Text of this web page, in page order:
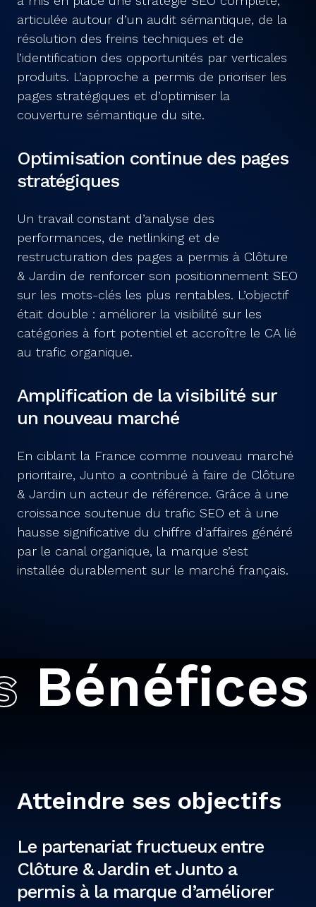
articulée autour d’un audit sémantique, de la
résolution des freins techniques et de
l’identification des opportunités par verticales
produits. L’approche a permis de prioriser les
pages stratégiques et d’optimiser la
couverture sémantique du site.
Optimisation continue des pages
stratégiques
Un travail constant d’analyse des
performances, de netlinking et de
restructuration des pages a permis à Clôture
& Jardin de renforcer son positionnement SEO
sur les mots-clés les plus rentables. L’objectif
était double : améliorer la visibilité sur les
catégories à fort potentiel et accroître le CA lié
au trafic organique.
Amplification de la visibilité sur
un nouveau marché
En ciblant la France comme nouveau marché
prioritaire, Junto a contribué à faire de Clôture
& Jardin un acteur de référence. Grâce à une
croissance soutenue du trafic SEO et à une
hausse significative du chiffre d’affaires généré
par le canal organique, la marque s’est
installée durablement sur le marché français.
Atteindre ses objectifs
Le partenariat fructueux entre
Clôture & Jardin et Junto a
permis à la marque d’améliorer